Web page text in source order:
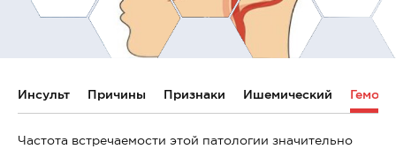
Инсульт Причины Признаки Ишемический
Частота встречаемости этой патологии значительно